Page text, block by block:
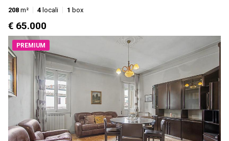
208 m² 4 locali 1 box
€ 65.000
PREMIUM